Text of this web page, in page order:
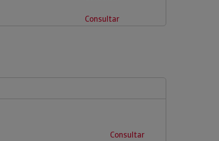
Consultar
Consultar